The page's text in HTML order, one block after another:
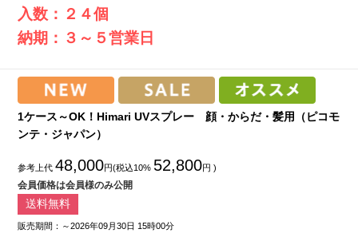
入数：２４個
納期：３～５営業日
1ケース～OK！Himari UVスプレー 顔・からだ・髪用（ピコモ
ンテ・ジャパン）
参考上代 48,000円(税込10% 52,800円 )
会員価格は会員様のみ公開
送料無料
販売期間：～2026年09月30日 15時00分